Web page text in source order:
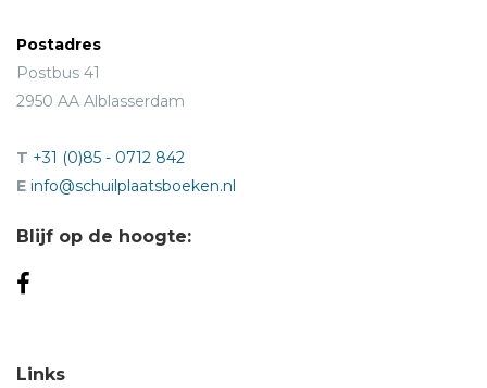
Postadres
Postbus 41
2950 AA Alblasserdam
T +31 (0)85 - 0712 842
E info@schuilplaatsboeken.nl
Blijf op de hoogte:
Links